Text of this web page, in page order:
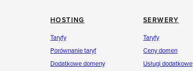
HOSTING
Taryfy
Porównanie taryf
Dodatkowe domeny
SERWERY
Taryfy
Ceny domen
Usługi dodatkowe